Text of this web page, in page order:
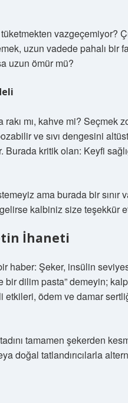
vazgeçemiyor?
uzun vadede pahalı bir
uzun ömür mü?
rakı mı, kahve mi?
ve sıvı dengesini
kritik olan: Keyfi
ama burada bir sınır
kalbiniz size teşekkür
İhaneti
haber: Şeker, insülin
bir dilim pasta” demeyin;
etkileri, ödem ve damar
tamamen şekerden
doğal tatlandırıcılarla